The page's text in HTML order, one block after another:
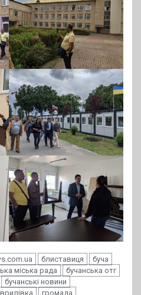
блиставиця
буча
міська рада
бучанська отг
бучанські новини
громада